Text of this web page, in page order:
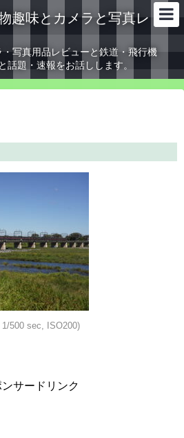
趣味とカメラと写真レ
写真用品レビューと鉄道・飛行機
話題・速報をお話しします。
500 sec, ISO200)
ンサードリンク